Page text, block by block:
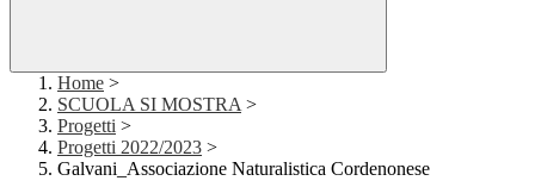
Home >
SCUOLA SI MOSTRA >
Progetti >
Progetti 2022/2023 >
Galvani_Associazione Naturalistica Cordenonese